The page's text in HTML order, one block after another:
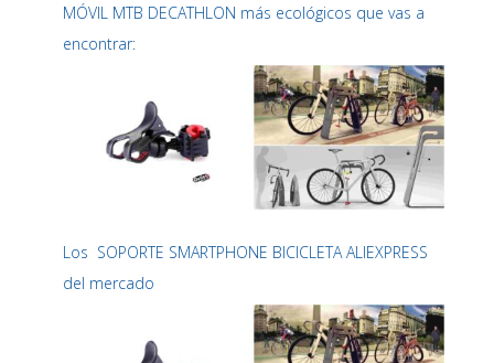
MÓVIL MTB DECATHLON más ecológicos que vas a
encontrar:
Los SOPORTE SMARTPHONE BICICLETA ALIEXPRESS
del mercado